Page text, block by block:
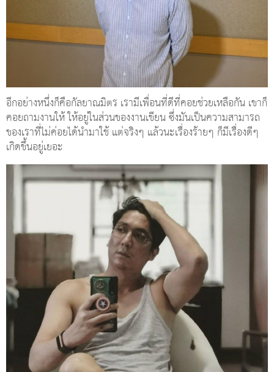
อีกอย่างหนึ่งก็คือกัลยาณมิตร เรามีเพื่อนที่ดีที่คอยช่วยเหลือกัน เขาก็
คอยถามงานให้ ให้อยู่ในส่วนของงานเขียน ซึ่งมันเป็นความสามารถ
ของเราที่ไม่ค่อยได้นำมาใช้ แต่จริงๆ แล้วนะเรื่องร้ายๆ ก็มีเรื่องดีๆ
เกิดขึ้นอยู่เยอะ